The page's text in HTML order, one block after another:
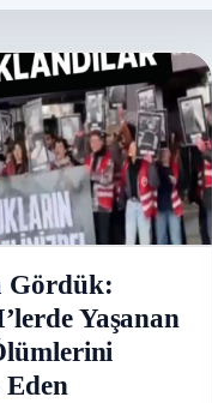
Gördük:
Yaşanan
Eden